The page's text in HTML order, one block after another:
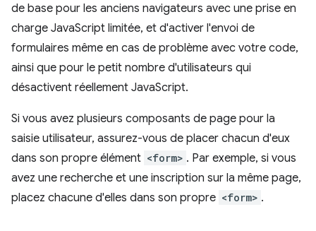
de base pour les anciens navigateurs avec une prise en
charge JavaScript limitée, et d'activer l'envoi de
formulaires même en cas de problème avec votre code,
ainsi que pour le petit nombre d'utilisateurs qui
désactivent réellement JavaScript.
Si vous avez plusieurs composants de page pour la
saisie utilisateur, assurez-vous de placer chacun d'eux
dans son propre élément <form> . Par exemple, si vous
avez une recherche et une inscription sur la même page,
placez chacune d'elles dans son propre <form> .